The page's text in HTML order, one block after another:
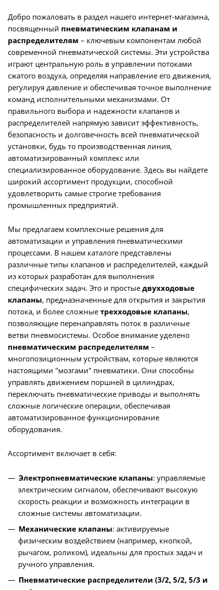
Добро пожаловать в раздел нашего интернет-магазина,
посвященный пневматическим клапанам и
распределителям – ключевым компонентам любой
современной пневматической системы. Эти устройства
играют центральную роль в управлении потоками
сжатого воздуха, определяя направление его движения,
регулируя давление и обеспечивая точное выполнение
команд исполнительными механизмами. От
правильного выбора и надежности клапанов и
распределителей напрямую зависит эффективность,
безопасность и долговечность всей пневматической
установки, будь то производственная линия,
автоматизированный комплекс или
специализированное оборудование. Здесь вы найдете
широкий ассортимент продукции, способной
удовлетворить самые строгие требования
промышленных предприятий.
Мы предлагаем комплексные решения для
автоматизации и управления пневматическими
процессами. В нашем каталоге представлены
различные типы клапанов и распределителей, каждый
из которых разработан для выполнения
специфических задач. Это и простые двухходовые
клапаны, предназначенные для открытия и закрытия
потока, и более сложные трехходовые клапаны,
позволяющие перенаправлять поток в различные
ветви пневмосистемы. Особое внимание уделено
пневматическим распределителям –
многопозиционным устройствам, которые являются
настоящими "мозгами" пневматики. Они способны
управлять движением поршней в цилиндрах,
переключать пневматические приводы и выполнять
сложные логические операции, обеспечивая
автоматизированное функционирование
оборудования.
Ассортимент включает в себя:
Электропневматические клапаны: управляемые
электрическим сигналом, обеспечивают высокую
скорость реакции и возможность интеграции в
сложные системы автоматизации.
Механические клапаны: активируемые
физическим воздействием (например, кнопкой,
рычагом, роликом), идеальны для простых задач и
ручного управления.
Пневматические распределители (3/2, 5/2, 5/3 и